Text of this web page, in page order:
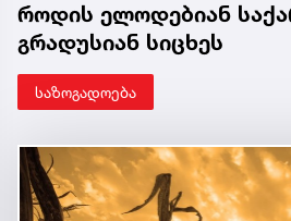
როდის ელოდებიან
გრადუსიან სიცხეს
საზოგადოება